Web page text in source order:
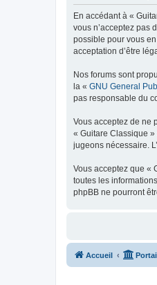
En accédant à «
vous n’acceptez pas
possible pour vous
acceptation d’être
Nos forums sont
la « GNU General
pas responsable du
Vous acceptez de ne
« Guitare Classique
jugeons nécessaire.
Vous acceptez que «
toutes les
phpBB ne pourront
Accueil